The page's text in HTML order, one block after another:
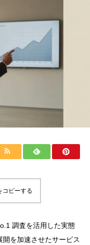
コピーする
調査を活用した実態
を加速させたサービス